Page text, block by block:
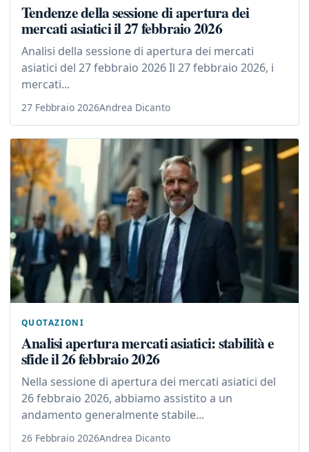
Tendenze della sessione di apertura dei
mercati asiatici il 27 febbraio 2026
Analisi della sessione di apertura dei mercati
asiatici del 27 febbraio 2026 Il 27 febbraio 2026, i
mercati...
27 Febbraio 2026Andrea Dicanto
QUOTAZIONI
Analisi apertura mercati asiatici: stabilità e
sfide il 26 febbraio 2026
Nella sessione di apertura dei mercati asiatici del
26 febbraio 2026, abbiamo assistito a un
andamento generalmente stabile...
26 Febbraio 2026Andrea Dicanto